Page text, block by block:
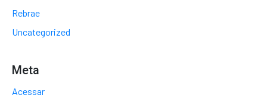
Rebrae
Uncategorized
Meta
Acessar